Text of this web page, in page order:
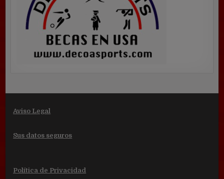
Aviso Legal
Sus datos seguros
Política de Privacidad